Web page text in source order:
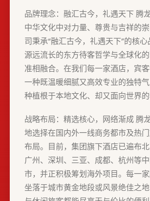
品牌理念：融汇古今，礼遇天下 腾
中华文化中对力量、尊贵与吉祥的
司秉承“融汇古今，礼遇天下”的核
源远流长的东方待客哲学与全球化
准相融合。在我们每一家酒店，宾
一种既温暖细腻又高效专业的独特
种植根于本地文化、却又面向世界的
战略布局：精选核心，网络渐成 腾
地选择在国内外一线商务都市及热
布局。目前，集团旗下酒店已遍布北
广州、深圳、三亚、成都、杭州等
市，并正积极筹划海外项目。每一
坐落于城市黄金地段或风景绝佳之